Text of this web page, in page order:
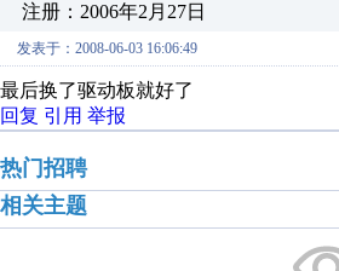
注册：2006年2月27日
发表于：2008-06-03 16:06:49
最后换了驱动板就好了
回复 引用 举报
热门招聘
相关主题